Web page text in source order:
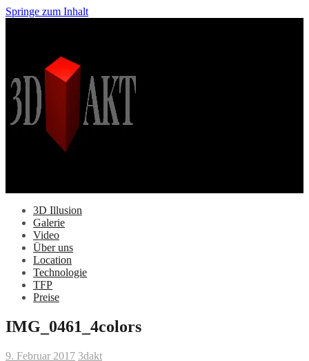
Springe zum Inhalt
3D Illusion
Galerie
Video
Über uns
Location
Technologie
TFP
Preise
IMG_0461_4colors
9. Februar 2017 3dakt